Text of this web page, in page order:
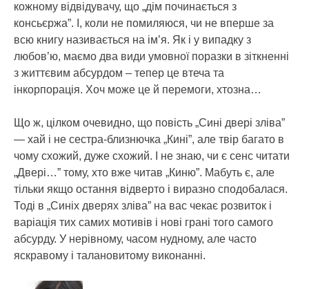
кожному відвідувачу, що „дім починається з
консьєржа”. І, коли не помиляюся, чи не вперше за
всю книгу називається на ім’я. Як і у випадку з
любов’ю, маємо два види умовної поразки в зіткненні
з життєвим абсурдом – тепер це втеча та
інкорпорація. Хоч може це й перемоги, хтозна…
Що ж, цілком очевидно, що повість „Сині двері зліва”
— хай і не сестра-близнючка „Кині”, але твір багато в
чому схожий, дуже схожий. І не знаю, чи є сенс читати
„Двері…” тому, хто вже читав „Киню”. Мабуть є, але
тільки якщо остання відверто і виразно сподобалася.
Тоді в „Синіх дверях зліва” на вас чекає розвиток і
варіація тих самих мотивів і нові грані того самого
абсурду. У нерівному, часом нудному, але часто
яскравому і талановитому виконанні.